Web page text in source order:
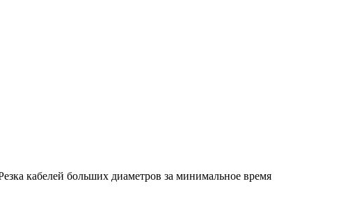
кабелей больших диаметров за минимальное время